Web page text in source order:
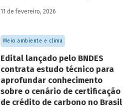
11 de fevereiro, 2026
Meio ambiente e clima
Edital lançado pelo BNDES
contrata estudo técnico para
aprofundar conhecimento
sobre o cenário de certificação
de crédito de carbono no Brasil